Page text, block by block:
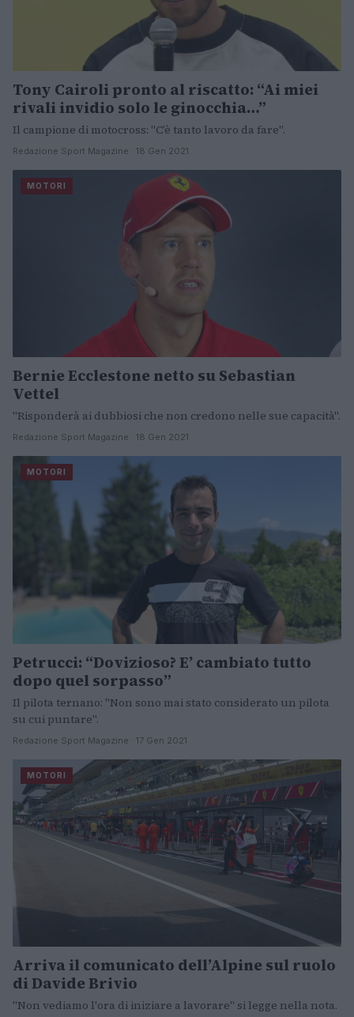
Tony Cairoli pronto al riscatto: “Ai miei
rivali invidio solo le ginocchia…”
Il campione di motocross: "C’è tanto lavoro da fare".
Redazione Sport Magazine · 18 Gen 2021
MOTORI
Bernie Ecclestone netto su Sebastian
Vettel
"Risponderà ai dubbiosi che non credono nelle sue capacità".
Redazione Sport Magazine · 18 Gen 2021
MOTORI
Petrucci: “Dovizioso? E’ cambiato tutto
dopo quel sorpasso”
Il pilota ternano: "Non sono mai stato considerato un pilota
su cui puntare".
Redazione Sport Magazine · 17 Gen 2021
MOTORI
Arriva il comunicato dell’Alpine sul ruolo
di Davide Brivio
"Non vediamo l'ora di iniziare a lavorare" si legge nella nota.